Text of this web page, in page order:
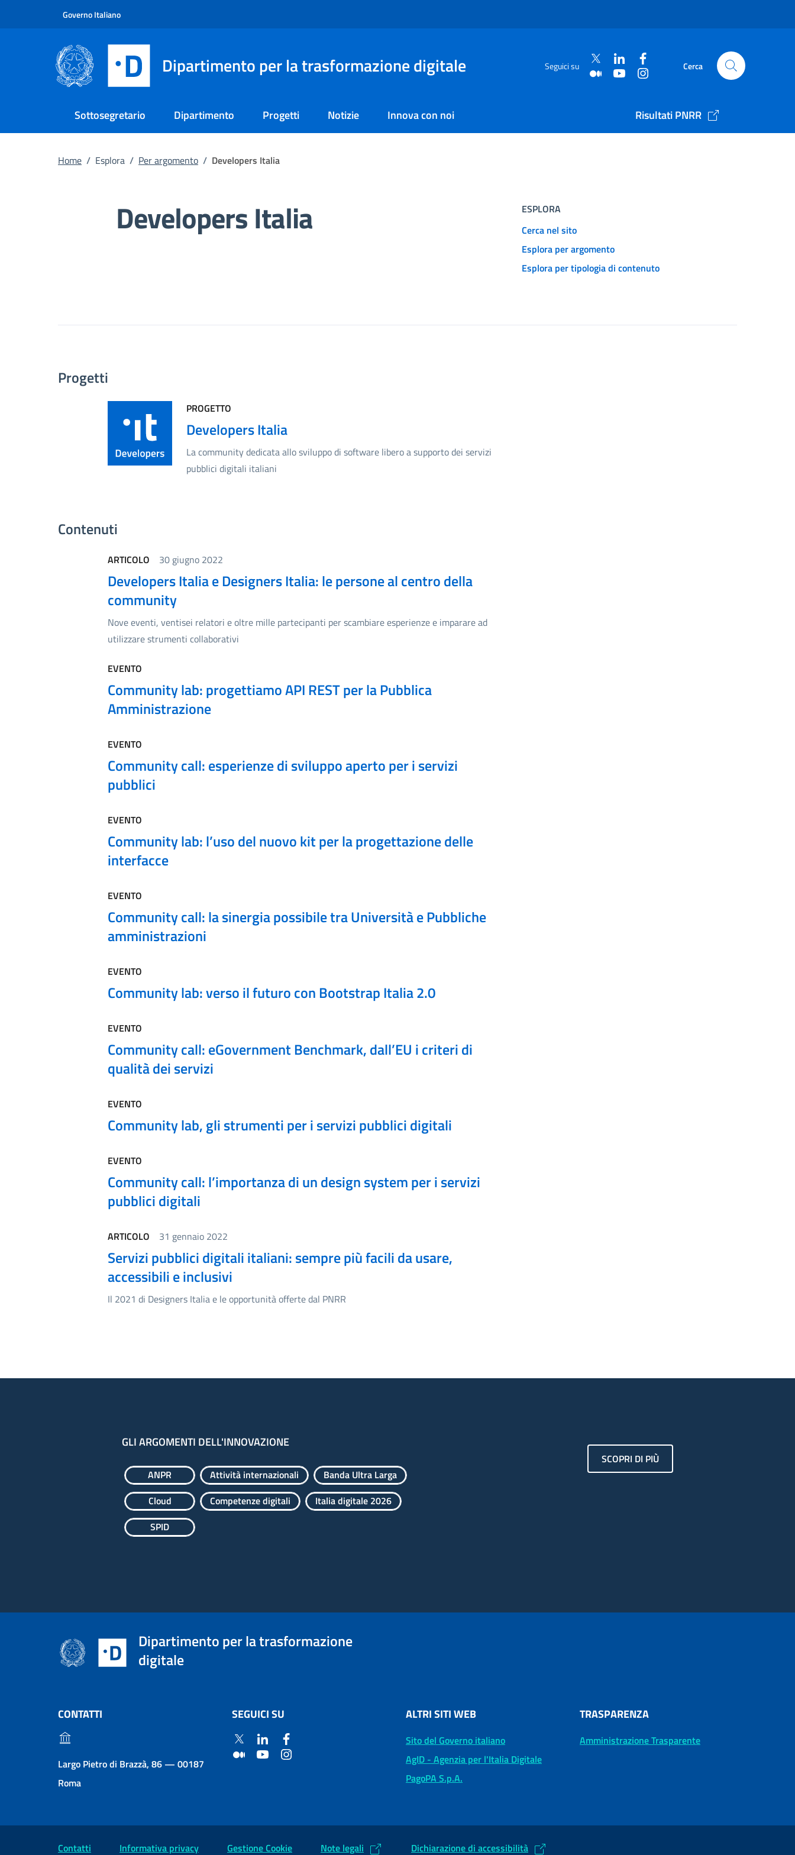
Governo Italiano
Dipartimento per la trasformazione digitale Seguici su Cerca
Sottosegretario Dipartimento Progetti Notizie Innova con noi Risultati PNRR
Home / Esplora / Per argomento / Developers Italia
Developers Italia
ESPLORA
Cerca nel sito
Esplora per argomento
Esplora per tipologia di contenuto
Progetti
PROGETTO
Developers Italia
La community dedicata allo sviluppo di software libero a supporto dei servizi
pubblici digitali italiani
Contenuti
ARTICOLO 30 giugno 2022
Developers Italia e Designers Italia: le persone al centro della
community
Nove eventi, ventisei relatori e oltre mille partecipanti per scambiare esperienze e imparare ad
utilizzare strumenti collaborativi
EVENTO
Community lab: progettiamo API REST per la Pubblica
Amministrazione
EVENTO
Community call: esperienze di sviluppo aperto per i servizi
pubblici
EVENTO
Community lab: l’uso del nuovo kit per la progettazione delle
interfacce
EVENTO
Community call: la sinergia possibile tra Università e Pubbliche
amministrazioni
EVENTO
Community lab: verso il futuro con Bootstrap Italia 2.0
EVENTO
Community call: eGovernment Benchmark, dall’EU i criteri di
qualità dei servizi
EVENTO
Community lab, gli strumenti per i servizi pubblici digitali
EVENTO
Community call: l’importanza di un design system per i servizi
pubblici digitali
ARTICOLO 31 gennaio 2022
Servizi pubblici digitali italiani: sempre più facili da usare,
accessibili e inclusivi
Il 2021 di Designers Italia e le opportunità offerte dal PNRR
GLI ARGOMENTI DELL'INNOVAZIONE
ANPR Attività internazionali
Banda Ultra Larga
Cloud
Competenze digitali
Italia digitale 2026
SPID
SCOPRI DI PIÙ
Dipartimento per la trasformazione
digitale
CONTATTI
Largo Pietro di Brazzà, 86 — 00187
Roma
SEGUICI SU ALTRI SITI WEB
Sito del Governo italiano
AgID - Agenzia per l'Italia Digitale
PagoPA S.p.A.
TRASPARENZA
Amministrazione Trasparente
Contatti Informativa privacy Gestione Cookie Note legali Dichiarazione di accessibilità